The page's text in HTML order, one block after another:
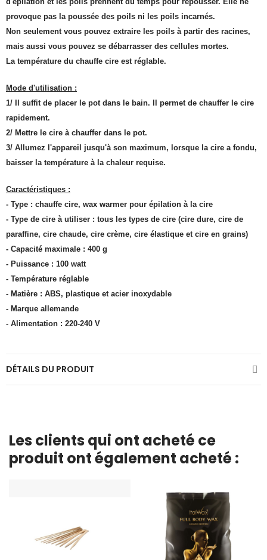
provoque pas la poussée des poils ni les poils incarnés.
Non seulement vous pouvez extraire les poils à partir des racines,
mais aussi vous pouvez se débarrasser des cellules mortes.
La température du chauffe cire est réglable.
Mode d'utilisation :
1/ Il suffit de placer le pot dans le bain. Il permet de chauffer le cire
rapidement.
2/ Mettre le cire à chauffer dans le pot.
3/ Allumez l'appareil jusqu'à son maximum, lorsque la cire a fondu,
baisser la température à la chaleur requise.
Caractéristiques :
- Type : chauffe cire, wax warmer pour épilation à la cire
- Type de cire à utiliser : tous les types de cire (cire dure, cire de
paraffine, cire chaude, cire crème, cire élastique et cire en grains)
- Capacité maximale : 400 g
- Puissance : 100 watt
- Température réglable
- Matière : ABS, plastique et acier inoxydable
- Marque allemande
- Alimentation : 220-240 V
DÉTAILS DU PRODUIT
Les clients qui ont acheté ce
produit ont également acheté :